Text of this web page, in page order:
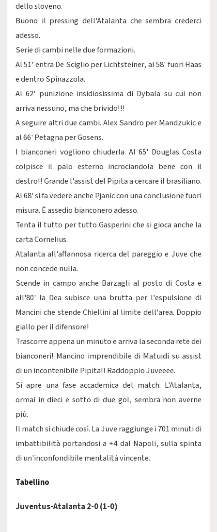
dello sloveno.
Buono il pressing dell'Atalanta che sembra crederci
adesso.
Serie di cambi nelle due formazioni.
Al 51' entra De Sciglio per Lichtsteiner, al 58' fuori Haas
e dentro Spinazzola.
Al 62' punizione insidiosissima di Dybala su cui non
arriva nessuno, ma che brivido!!!
A seguire altri due cambi. Alex Sandro per Mandzukic e
al 66' Petagna per Gosens.
I bianconeri vogliono chiuderla. Al 65' Douglas Costa
colpisce il palo esterno incrociandola bene con il
destro!! Grande l'assist del Pipita a cercare il brasiliano.
Al 68' si fa vedere anche Pjanic con una conclusione fuori
misura. È assedio bianconero adesso.
Tenta il tutto per tutto Gasperini che si gioca anche la
carta Cornelius.
Atalanta all'affannosa ricerca del pareggio e Juve che
non concede nulla.
Scende in campo anche Barzagli al posto di Costa e
all'80' la Dea subisce una brutta per l'espulsione di
Mancini che stende Chiellini al limite dell'area. Doppio
giallo per il difensore!
Trascorre appena un minuto e arriva la seconda rete dei
bianconeri! Mancino imprendibile di Matuidi su assist
di un incontenibile Pipita!! Raddoppio Juveeee.
Si apre una fase accademica del match. L'Atalanta,
ormai in dieci e sotto di due gol, sembra non averne
più.
Il match si chiude così. La Juve raggiunge i 701 minuti di
imbattibilità portandosi a +4 dal Napoli, sulla spinta
di un'inconfondibile mentalità vincente.
Tabellino
Juventus-Atalanta 2-0 (1-0)